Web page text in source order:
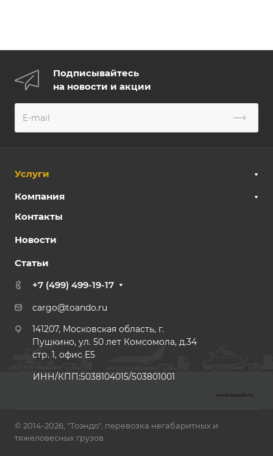
Подписывайтесь
на новости и акции
Услуги
Компания
Контакты
Новости
Статьи
+7 (499) 499-19-17
cargo@toando.ru
141207, Московская область, г.
Пушкино, ул. 50 лет Комсомола, д.34
стр. 1, офис E5
ИНН/КПП:5038104015/503801001
© 2014-2026, "Тоэндо", перевозка негабаритных и
тяжеловесных грузов